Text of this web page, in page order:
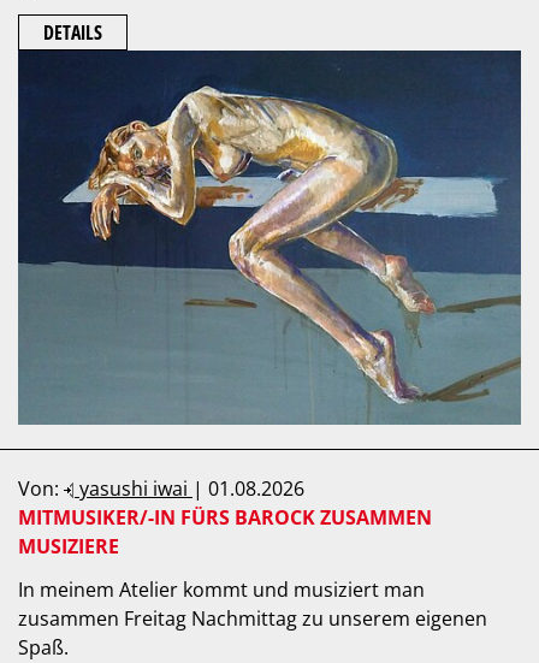
DETAILS
Von: yasushi iwai | 01.08.2026
MITMUSIKER/-IN FÜRS BAROCK ZUSAMMEN
MUSIZIERE
In meinem Atelier kommt und musiziert man
zusammen Freitag Nachmittag zu unserem eigenen
Spaß.